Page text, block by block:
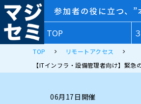
参加者の役に立つ、
TOP
TOP
リモートアクセス
【ITインフラ・設備管理者向け】緊
06月17日開催